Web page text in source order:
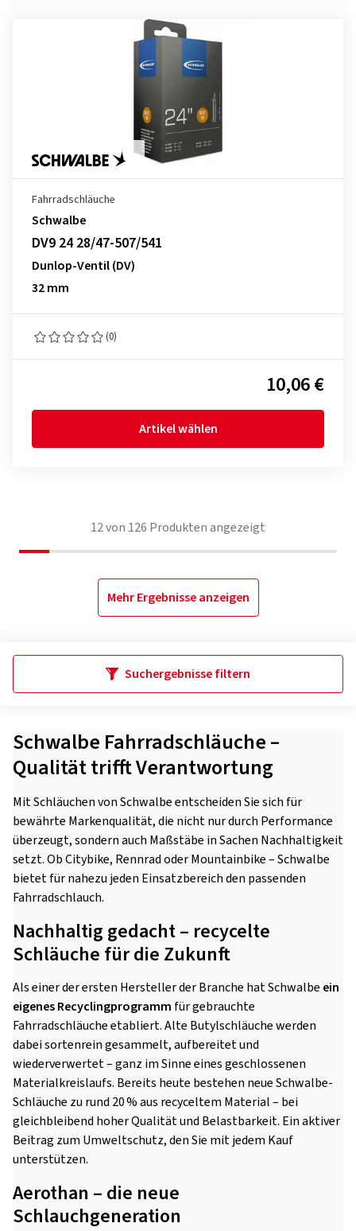
Fahrradschläuche
Schwalbe
DV9 24 28/47-507/541
Dunlop-Ventil (DV)
32 mm
(0)
10,06 €
Artikel wählen
12von 126 Produkten angezeigt
Mehr Ergebnisse anzeigen
Suchergebnisse filtern
Schwalbe Fahrradschläuche –
Qualität trifft Verantwortung
Mit Schläuchen von Schwalbe entscheiden Sie sich für
bewährte Markenqualität, die nicht nur durch Performance
überzeugt, sondern auch Maßstäbe in Sachen Nachhaltigkeit
setzt. Ob Citybike, Rennrad oder Mountainbike – Schwalbe
bietet für nahezu jeden Einsatzbereich den passenden
Fahrradschlauch.
Nachhaltig gedacht – recycelte
Schläuche für die Zukunft
Als einer der ersten Hersteller der Branche hat Schwalbe ein
eigenes Recyclingprogramm für gebrauchte
Fahrradschläuche etabliert. Alte Butylschläuche werden
dabei sortenrein gesammelt, aufbereitet und
wiederverwertet – ganz im Sinne eines geschlossenen
Materialkreislaufs. Bereits heute bestehen neue Schwalbe-
Schläuche zu rund 20 % aus recyceltem Material – bei
gleichbleibend hoher Qualität und Belastbarkeit. Ein aktiver
Beitrag zum Umweltschutz, den Sie mit jedem Kauf
unterstützen.
Aerothan – die neue
Schlauchgeneration